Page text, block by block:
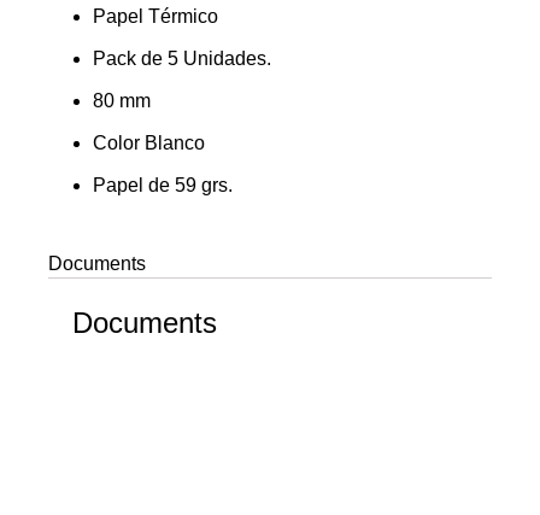
Papel Térmico
Pack de 5 Unidades.
80 mm
Color Blanco
Papel de 59 grs.
Documents
Documents